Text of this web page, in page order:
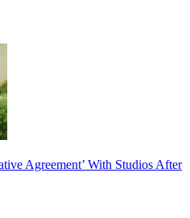
Agreement’ With Studios After